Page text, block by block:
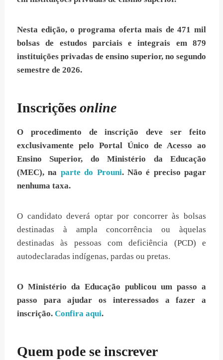
Nesta edição, o programa oferta mais de 471 mil
bolsas de estudos parciais e integrais em 879
instituições privadas de ensino superior, no segundo
semestre de 2026.
Inscrições online
O procedimento de inscrição deve ser feito
exclusivamente pelo Portal Único de Acesso ao
Ensino Superior, do Ministério da Educação
(MEC), na parte do Prouni. Não é preciso pagar
nenhuma taxa.
O candidato deverá optar por concorrer às bolsas
destinadas à ampla concorrência ou àquelas
destinadas às pessoas com deficiência (PCD) e
autodeclaradas indígenas, pardas ou pretas.
O Ministério da Educação publicou um passo a
passo para ajudar os interessados a fazer a
inscrição. Confira aqui.
Quem pode se inscrever